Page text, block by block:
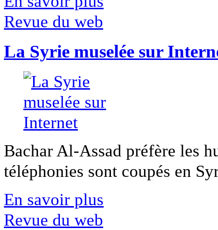
Revue du web
La Syrie muselée sur
Bachar Al-Assad préfère les
téléphonies sont coupés en
En savoir plus
Revue du web